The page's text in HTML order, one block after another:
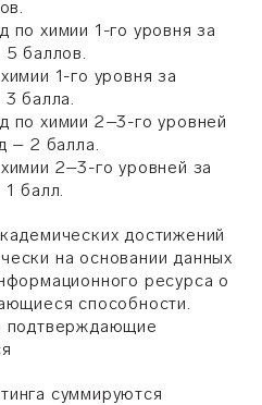
по химии 1-го уровня за
баллов.
1-го уровня за
балла.
по химии 2–3-го уровней
– 2 балла.
2–3-го уровней за
балл.
достижений
на основании данных
ресурса о
способности.
подтверждающие
суммируются